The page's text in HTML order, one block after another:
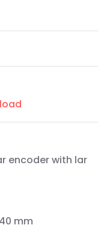
encoder with lar
mm